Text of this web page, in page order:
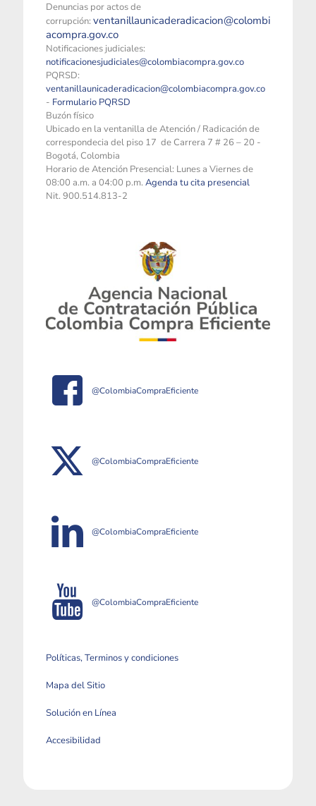
Denuncias por actos de
corrupción: ventanillaunicaderadicacion@colombi
acompra.gov.co
Notificaciones judiciales:
notificacionesjudiciales@colombiacompra.gov.co
PQRSD:
ventanillaunicaderadicacion@colombiacompra.gov.co
- Formulario PQRSD
Buzón físico
Ubicado en la ventanilla de Atención / Radicación de
correspondecia del piso 17 de Carrera 7 # 26 – 20 -
Bogotá, Colombia
Horario de Atención Presencial: Lunes a Viernes de
08:00 a.m. a 04:00 p.m. Agenda tu cita presencial
Nit. 900.514.813-2
@ColombiaCompraEficiente
@ColombiaCompraEficiente
@ColombiaCompraEficiente
@ColombiaCompraEficiente
Políticas, Terminos y condiciones
Mapa del Sitio
Solución en Línea
Accesibilidad